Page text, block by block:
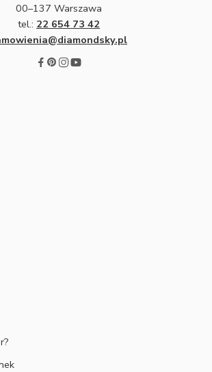
00–137 Warszawa
tel.: 22 654 73 42